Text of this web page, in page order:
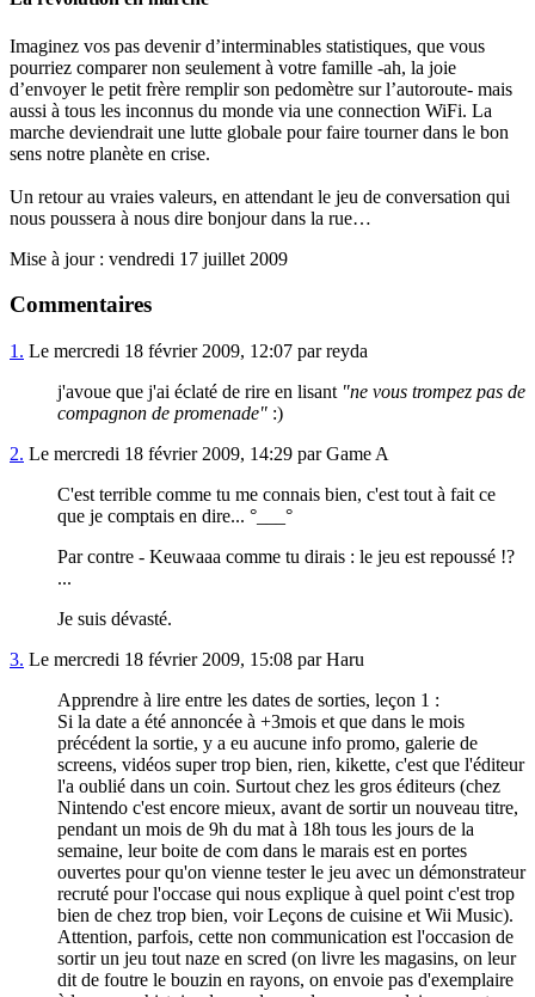
Imaginez vos pas devenir d’interminables statistiques, que vous
pourriez comparer non seulement à votre famille -ah, la joie
d’envoyer le petit frère remplir son pedomètre sur l’autoroute- mais
aussi à tous les inconnus du monde via une connection WiFi. La
marche deviendrait une lutte globale pour faire tourner dans le bon
sens notre planète en crise.
Un retour au vraies valeurs, en attendant le jeu de conversation qui
nous poussera à nous dire bonjour dans la rue…
Mise à jour : vendredi 17 juillet 2009
Commentaires
1. Le mercredi 18 février 2009, 12:07 par reyda
j'avoue que j'ai éclaté de rire en lisant "ne vous trompez pas de
compagnon de promenade" :)
2. Le mercredi 18 février 2009, 14:29 par Game A
C'est terrible comme tu me connais bien, c'est tout à fait ce
que je comptais en dire... °___°
Par contre - Keuwaaa comme tu dirais : le jeu est repoussé !?
...
Je suis dévasté.
3. Le mercredi 18 février 2009, 15:08 par Haru
Apprendre à lire entre les dates de sorties, leçon 1 :
Si la date a été annoncée à +3mois et que dans le mois
précédent la sortie, y a eu aucune info promo, galerie de
screens, vidéos super trop bien, rien, kikette, c'est que l'éditeur
l'a oublié dans un coin. Surtout chez les gros éditeurs (chez
Nintendo c'est encore mieux, avant de sortir un nouveau titre,
pendant un mois de 9h du mat à 18h tous les jours de la
semaine, leur boite de com dans le marais est en portes
ouvertes pour qu'on vienne tester le jeu avec un démonstrateur
recruté pour l'occase qui nous explique à quel point c'est trop
bien de chez trop bien, voir Leçons de cuisine et Wii Music).
Attention, parfois, cette non communication est l'occasion de
sortir un jeu tout naze en scred (on livre les magasins, on leur
dit de foutre le bouzin en rayons, on envoie pas d'exemplaire